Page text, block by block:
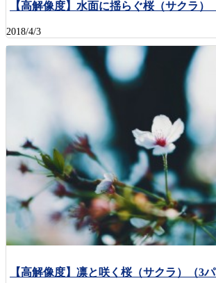
【高解像度】水面に揺らぐ桜（サクラ）
2018/4/3
【高解像度】凛と咲く桜（サクラ）（3パ